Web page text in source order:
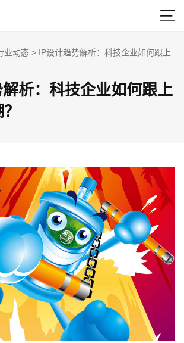

业动态 > IP设计趋势解析：科技企业如何跟上
析：科技企业如何跟上